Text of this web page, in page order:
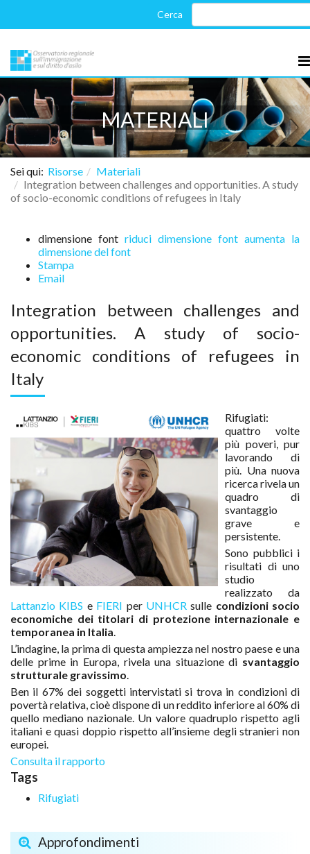
MATERIALI
Sei qui: Risorse
Materiali
Integration between challenges and opportunities. A study
of socio-economic conditions of refugees in Italy
dimensione font riduci dimensione font aumenta la
dimensione del font
Stampa
Email
Integration between challenges and
opportunities. A study of socio-
economic conditions of refugees in
Italy
Rifugiati:
quattro volte
più poveri, pur
lavorando di
più. Una nuova
ricerca rivela un
quadro di
svantaggio
grave e
persistente.
Sono pubblici i
risultati di uno
studio
realizzato da
Lattanzio KIBS e FIERI per UNHCRsulle condizioni socio
economiche dei titolari di protezione internazionale e
temporanea in Italia.
L’indagine, la prima di questa ampiezza nel nostro paese e una
delle prime in Europa, rivela una situazione di svantaggio
strutturale gravissimo.
Ben il 67% dei soggetti intervistati si trova in condizioni di
povertà relativa, cioè dispone di un reddito inferiore al 60% di
quello mediano nazionale. Un valore quadruplo rispetto agli
italiani e quasi doppio rispetto all’insieme degli stranieri non
europei.
Consulta il rapporto
Tags
Rifugiati
Approfondimenti